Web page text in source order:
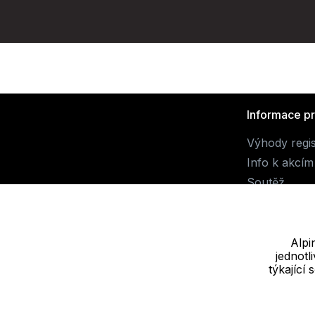
Informace
Výhody
Info k akcím
Soutěž
týkající